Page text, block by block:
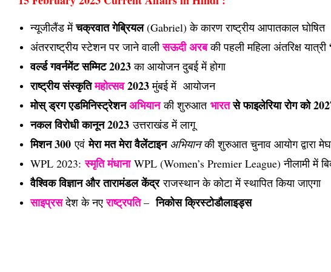
न्यूजीलैंड में चक्रवात गेब्रियल (Gabriel) के कारण राष्ट्रीय आपातकाल घोषित
अंतरराष्ट्रीय स्टेशन पर जाने वाली सऊदी अरब की पहली महिला अंतरिक्ष यात्री
वर्ल्ड गवर्नमेंट सम्मिट 2023 का आयोजन दुबई में होगा
राष्ट्रीय संस्कृति महोत्सव 2023 मुंबई में आयोजन
मोस् ड्रग एडमिनिस्ट्रेशनअभियानकी शुरुआत भारतसे फाइलेरिया रोग को
नकल विरोधी कानून 2023 उत्तराखंड में लागू
मिशन 300 एवंमेरा मत मेरा वैलेंटाइन अभियानकी शुरुआत चुनाव आयोग द्वारा
WPL 2023:स्मृति मंधानाWPL (Women’s Premier League) नीलामी में
वैश्विक विज्ञान और तारामंडल केंद्रराजस्थान के कोटा में स्थापित किया जाएगा
साइप्रस देश के नए राष्ट्रपति – निकोस क्रिस्टोडौलाइड्स